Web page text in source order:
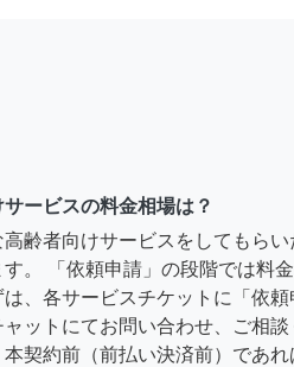
ービスの料金相場は？
高齢者向けサービスをしてもら
す。 「依頼申請」の段階では料
、各サービスチケットに「依
ャットにてお問い合わせ、ご相
本契約前（前払い決済前）であ